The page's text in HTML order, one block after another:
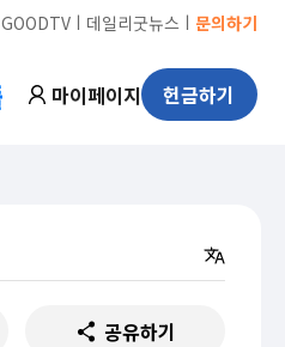
GOODTVㅣ 데일리굿뉴스 ㅣ 문의하기
마이페이지 헌금하기
공유하기